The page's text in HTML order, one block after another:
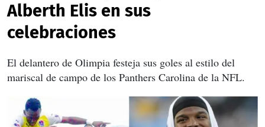
Alberth Elis en sus
celebraciones
El delantero de Olimpia festeja sus goles al estilo del
mariscal de campo de los Panthers Carolina de la NFL.